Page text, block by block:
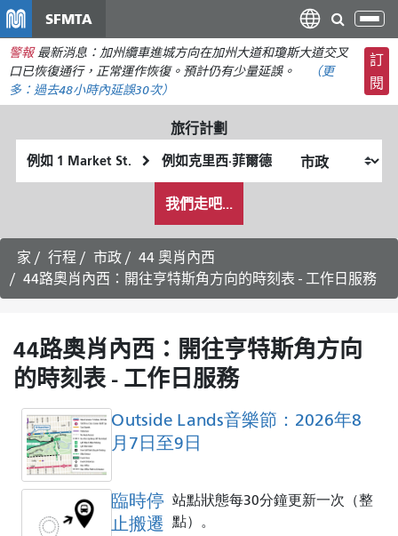
主
要
容
SFMTA
切
換
導
航
警報 最新消息：加州纜車進城方向在加州大道和瓊斯大道交叉
口已恢復通行，正常運作恢復。預計仍有少量延誤。
（更
多： 過去48小時內延誤30次）
訂
閱
旅行計劃
起
始
終
點
我
希
望
的
旅
行
式
我們走吧...
家 行程 市政
44 奧肖內西
44路奧肖內西：開往亨特斯角方向的時刻表 - 工作日服務
44路奧肖內西：開往亨特斯角方向
的時刻表 - 工作日服務
Outside Lands音樂節：2026年8
月7日至9日
臨時停
止搬遷
站點狀態每30分鐘更新一次（整
點）。